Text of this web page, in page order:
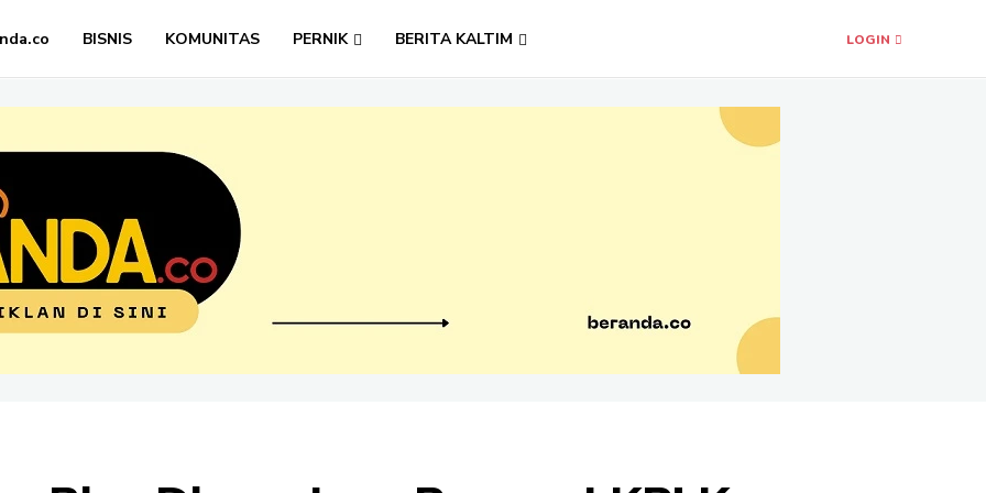
BISNIS KOMUNITAS PERNIK BERITA KALTIM LOGIN